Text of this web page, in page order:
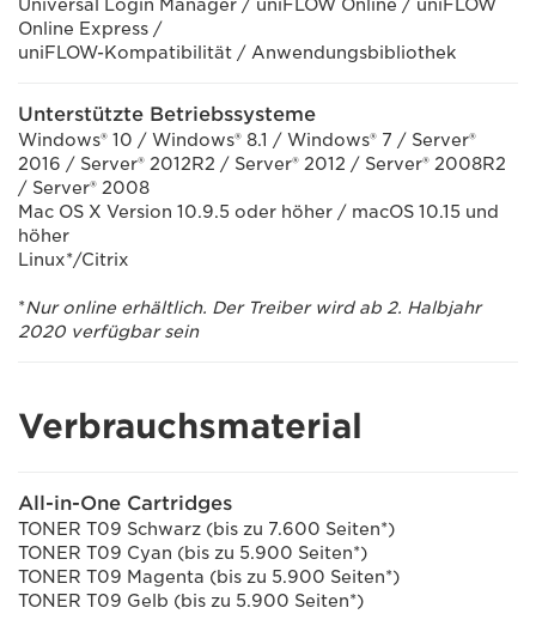
Universal Login Manager / uniFLOW Online / uniFLOW
Online Express /
uniFLOW-Kompatibilität / Anwendungsbibliothek
Unterstützte Betriebssysteme
Windows® 10 / Windows® 8.1 / Windows® 7 / Server®
2016 / Server® 2012R2 / Server® 2012 / Server® 2008R2
/ Server® 2008
Mac OS X Version 10.9.5 oder höher / macOS 10.15 und
höher
Linux*/Citrix
*Nur online erhältlich. Der Treiber wird ab 2. Halbjahr
2020 verfügbar sein
Verbrauchsmaterial
All-in-One Cartridges
TONER T09 Schwarz (bis zu 7.600 Seiten*)
TONER T09 Cyan (bis zu 5.900 Seiten*)
TONER T09 Magenta (bis zu 5.900 Seiten*)
TONER T09 Gelb (bis zu 5.900 Seiten*)